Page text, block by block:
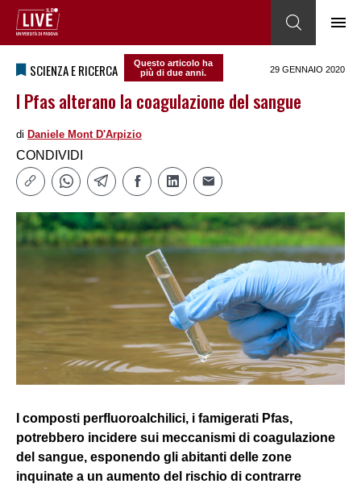
SCIENZA E RICERCA
Questo articolo ha
più di due anni.
29 GENNAIO 2020
I Pfas alterano la coagulazione del sangue
di Daniele Mont D'Arpizio
CONDIVIDI
I composti perfluoroalchilici, i famigerati Pfas,
potrebbero incidere sui meccanismi di coagulazione
del sangue, esponendo gli abitanti delle zone
inquinate a un aumento del rischio di contrarre